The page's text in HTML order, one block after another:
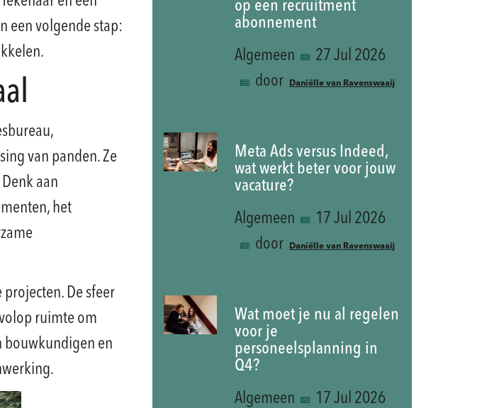
een volgende stap:
van panden. Ze
aan
het
De sfeer
ruimte om
bouwkundigen en
op een recruitment
abonnement
Algemeen
27 Jul 2026
door
Daniëlle van Ravenswaaij
Meta Ads versus Indeed,
wat werkt beter voor jouw
vacature?
Algemeen
17 Jul 2026
door
Daniëlle van Ravenswaaij
Wat moet je nu al regelen
voor je
personeelsplanning in
Q4?
Algemeen
17 Jul 2026